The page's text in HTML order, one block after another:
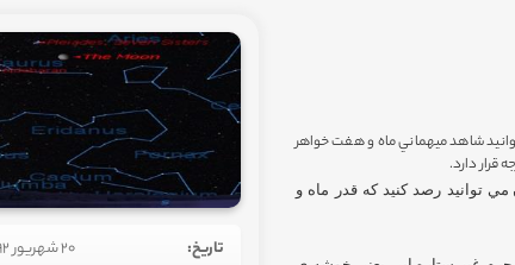
شاهد ميهماني ماه و هفت خواهر
قرار دارد.
مي توانيد رصد كنيد كه قدر ماه و
تاریخ: 20 شهریور 1392